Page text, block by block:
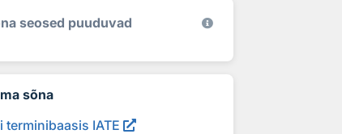
seosed puuduvad
sõna
terminibaasis IATE